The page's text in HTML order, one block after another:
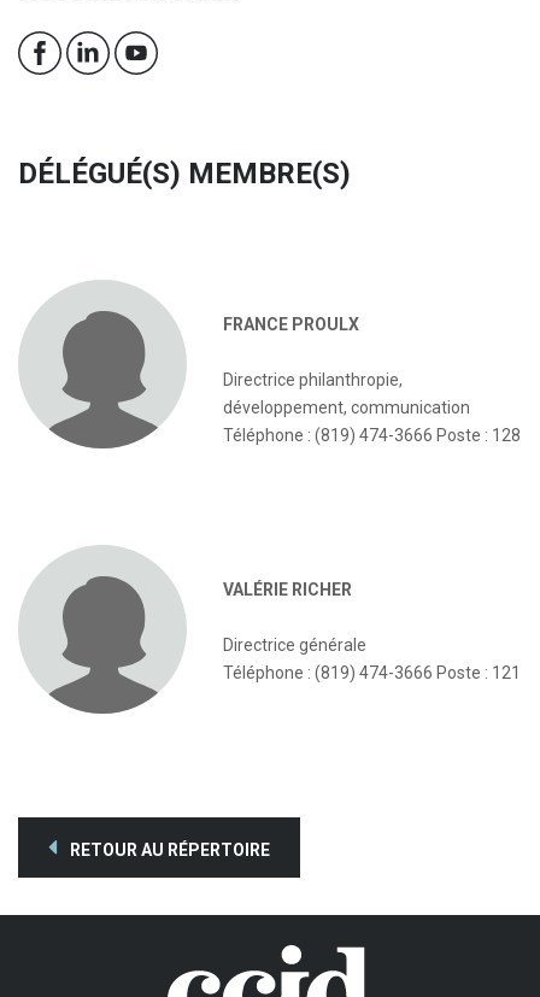
DÉLÉGUÉ(S) MEMBRE(S)
FRANCE PROULX
Directrice philanthropie,
développement, communication
Téléphone : (819) 474-3666 Poste : 128
VALÉRIE RICHER
Directrice générale
Téléphone : (819) 474-3666 Poste : 121
RETOUR AU RÉPERTOIRE